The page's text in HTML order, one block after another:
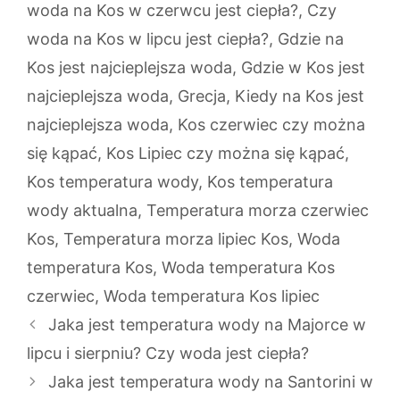
woda na Kos w czerwcu jest ciepła?, Czy
woda na Kos w lipcu jest ciepła?, Gdzie na
Kos jest najcieplejsza woda, Gdzie w Kos jest
najcieplejsza woda, Grecja, Kiedy na Kos jest
najcieplejsza woda, Kos czerwiec czy można
się kąpać, Kos Lipiec czy można się kąpać,
Kos temperatura wody, Kos temperatura
wody aktualna, Temperatura morza czerwiec
Kos, Temperatura morza lipiec Kos, Woda
temperatura Kos, Woda temperatura Kos
czerwiec, Woda temperatura Kos lipiec
Jaka jest temperatura wody na Majorce w
lipcu i sierpniu? Czy woda jest ciepła?
Jaka jest temperatura wody na Santorini w